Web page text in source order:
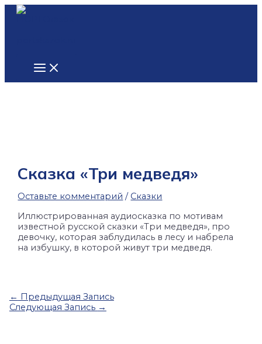
Перейти
Main
Сказка «Три медведя»
Оставьте комментарий / Сказки
Иллюстрированная аудиосказка по мотивам
известной русской сказки «Три медведя», про
девочку, которая заблудилась в лесу и набрела
на избушку, в которой живут три медведя.
← Предыдущая Запись
Следующая Запись →
Введите
Name*
Email*
Сайт